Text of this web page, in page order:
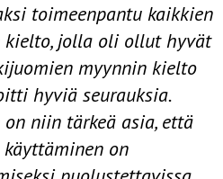
toimeenpantu kaikkien
kielto, jolla oli ollut hyvät
myynnin kielto
hyviä seurauksia.
niin tärkeä asia, että
on